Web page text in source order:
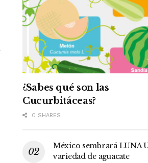
¿Sabes qué son las
Cucurbitáceas?
0 SHARES
México sembrará LUNA
variedad de aguacate